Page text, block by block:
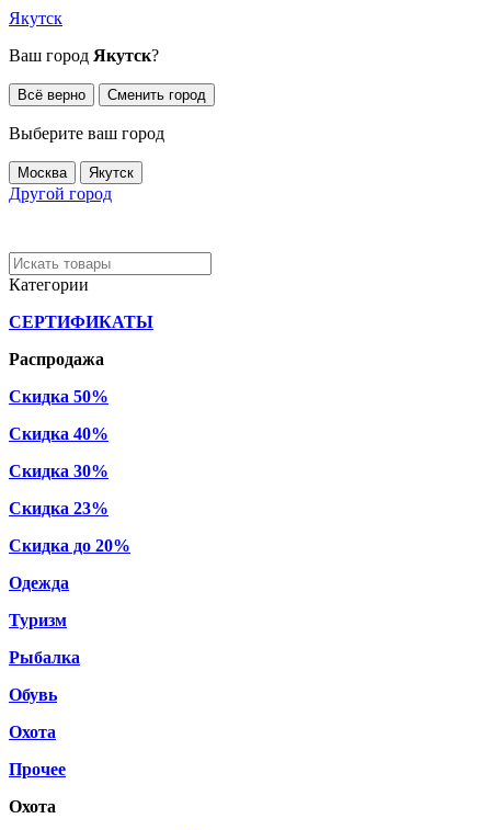
Якутск
Ваш город Якутск?
Всё верно Сменить город
Выберите ваш город
Москва Якутск
Другой город
Категории
СЕРТИФИКАТЫ
Распродажа
Скидка 50%
Скидка 40%
Скидка 30%
Скидка 23%
Скидка до 20%
Одежда
Туризм
Рыбалка
Обувь
Охота
Прочее
Охота